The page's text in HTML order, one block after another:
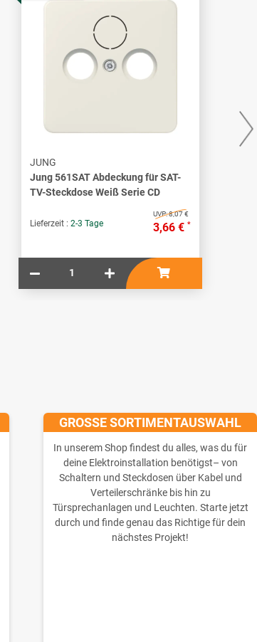
JUNG
Jung 561SAT Abdeckung für SAT-
TV-Steckdose Weiß Serie CD
Lieferzeit : 2-3 Tage
UVP:8,07 €
3,66 € *
GROSSE SORTIMENTAUSWAHL
In unserem Shop findest du alles, was du für
deine Elektroinstallation benötigst– von
Schaltern und Steckdosen über Kabel und
Verteilerschränke bis hin zu
Türsprechanlagen und Leuchten. Starte jetzt
durch und finde genau das Richtige für dein
nächstes Projekt!